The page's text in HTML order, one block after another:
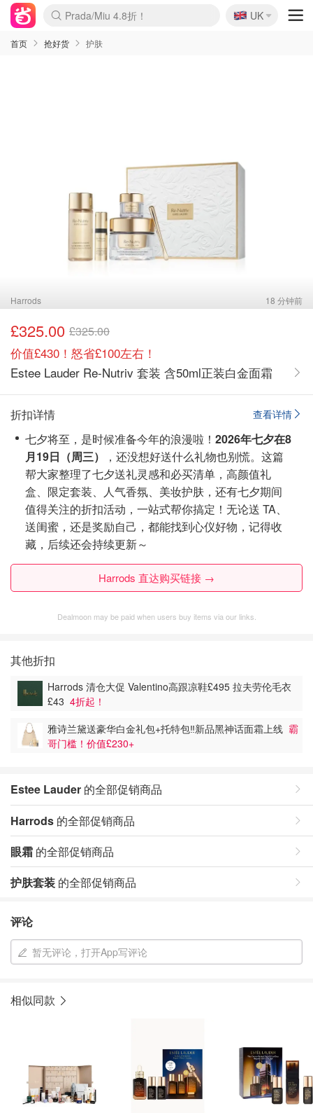
麦卢卡蜂蜜夏促！个位数！
Prada/Miu 4.8折！
啥？必胜客披萨5折！
🇬🇧
UK
首页 抢好货 护肤
Harrods 18 分钟前
£325.00 £325.00
价值£430！怒省£100左右！
Estee Lauder Re-Nutriv 套装 含50ml正装白金面霜
查看详情
折扣详情
七夕将至，是时候准备今年的浪漫啦！ 2026年七夕在8
月19日（周三）
，还没想好送什么礼物也别慌。这篇
帮大家整理了七夕送礼灵感和必买清单，高颜值礼
盒、限定套装、人气香氛、美妆护肤，还有七夕期间
值得关注的折扣活动，一站式帮你搞定！无论送 TA、
送闺蜜，还是奖励自己，都能找到心仪好物，记得收
藏，后续还会持续更新～
Harrods 直达购买链接 →
Dealmoon may be paid when users buy items via our links.
其他折扣
Harrods 清仓大促 Valentino高跟凉鞋£495 拉夫劳伦毛衣
£43 4折起！
雅诗兰黛送豪华白金礼包+托特包‼️新品黑神话面霜上线 霸
哥门槛！价值£230+
Estee Lauder 的全部促销商品
Harrods 的全部促销商品
眼霜 的全部促销商品
护肤套装 的全部促销商品
评论
暂无评论，打开App写评论
相似同款